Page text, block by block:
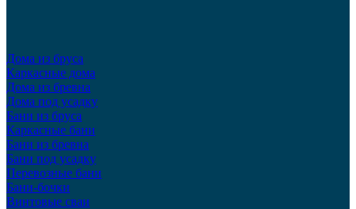
Дома из бруса
Каркасные дома
Дома из бревна
Дома под усадку
Бани из бруса
Каркасные бани
Бани из бревна
Бани под усадку
Перевозные бани
Бани-бочки
Винтовые сваи